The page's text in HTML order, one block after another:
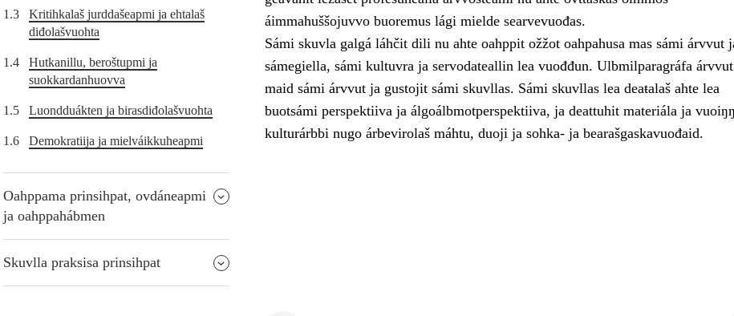
1.3
Kritihkalaš jurddašeapmi ja ehtalaš
diđolašvuohta
1.4
Hutkanillu, beroštupmi ja
suokkardanhuovva
1.5 Luondduákten ja birasdiđolašvuohta
1.6 Demokratiija ja mielváikkuheapmi
Oahppama prinsihpat, ovdáneapmi
ja oahppahábmen
Skuvlla praksisa prinsihpat
áimmahuššojuvvo buoremus lági mielde searvevuođas.
Sámi skuvla galgá láhčit dili nu ahte oahppit ožžot oahpahusa mas sámi árvvut
sámegiella, sámi kultuvra ja servodateallin lea vuođđun. Ulbmilparagráfa
maid sámi árvvut ja gustojit sámi skuvllas. Sámi skuvllas lea deaŧalaš ahte lea
buotsámi perspektiiva ja álgoálbmotperspektiiva, ja deattuhit materiála ja
kulturárbbi nugo árbevirolaš máhtu, duoji ja sohka- ja bearašgaskavuođaid.